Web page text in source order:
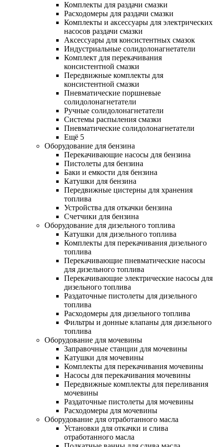
Комплекты для раздачи смазки
Расходомеры для раздачи смазки
Комплекты и аксессуары для электрических
насосов раздачи смазки
Аксессуары для консистентных смазок
Индустриальные солидолонагнетатели
Комплект для перекачивания
консистентной смазки
Передвижные комплекты для
консистентной смазки
Пневматические поршневые
солидолонагнетатели
Ручные солидолонагнетатели
Системы распыления смазки
Пневматические солидолонагнетатели
Ещё 5
Оборудование для бензина
Перекачивающие насосы для бензина
Пистолеты для бензина
Баки и емкости для бензина
Катушки для бензина
Передвижные цистерны для хранения
топлива
Устройства для откачки бензина
Счетчики для бензина
Оборудование для дизельного топлива
Катушки для дизельного топлива
Комплекты для перекачивания дизельного
топлива
Перекачивающие пневматические насосы
для дизельного топлива
Перекачивающие электрические насосы для
дизельного топлива
Раздаточные пистолеты для дизельного
топлива
Расходомеры для дизельного топлива
Фильтры и донные клапаны для дизельного
топлива
Оборудование для мочевины
Заправочные станции для мочевины
Катушки для мочевины
Комплекты для перекачивания мочевины
Насосы для перекачивания мочевины
Передвижные комплекты для переливания
мочевины
Раздаточные пистолеты для мочевины
Расходомеры для мочевины
Оборудование для отработанного масла
Установки для откачки и слива
отработанного масла